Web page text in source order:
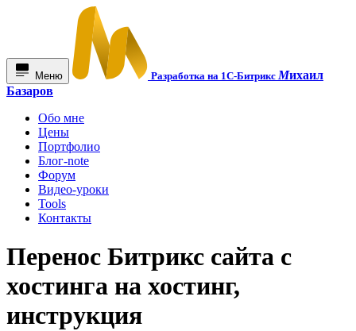
Меню Разработка на 1С-БитриксМихаил
Базаров
Обо мне
Цены
Портфолио
Блог-note
Форум
Видео-уроки
Tools
Контакты
Перенос Битрикс сайта с
хостинга на хостинг,
инструкция